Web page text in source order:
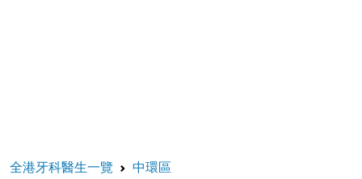
全港牙科醫生一覽
中環區